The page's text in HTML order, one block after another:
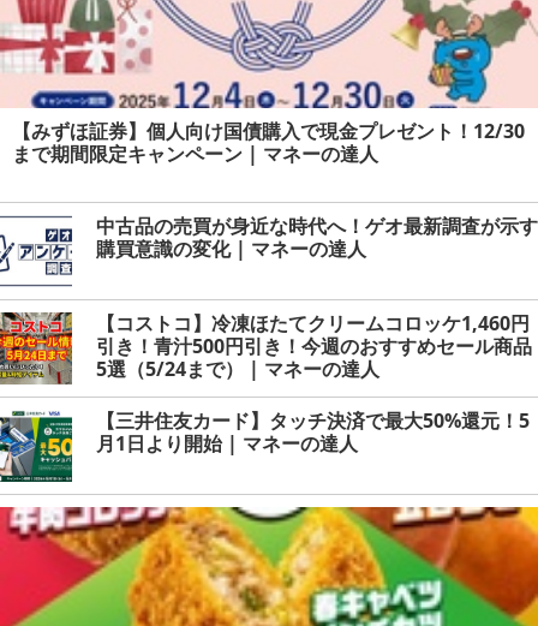
【みずほ証券】個人向け国債購入で現金プレゼント！12/30
まで期間限定キャンペーン | マネーの達人
中古品の売買が身近な時代へ！ゲオ最新調査が示す
購買意識の変化 | マネーの達人
【コストコ】冷凍ほたてクリームコロッケ1,460円
引き！青汁500円引き！今週のおすすめセール商品
5選（5/24まで） | マネーの達人
【三井住友カード】タッチ決済で最大50%還元！5
月1日より開始 | マネーの達人